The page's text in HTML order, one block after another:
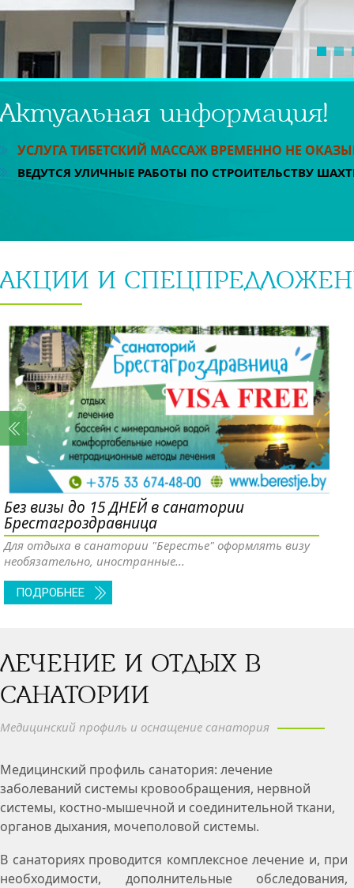
ОТЗЫВЫ
ДЕЯТЕЛЬНОСТЬ ОБЩЕСТВА
Актуальная информация!
УСЛУГА ТИБЕТСКИЙ МАССАЖ ВРЕМЕННО НЕ
ВЕДУТСЯ УЛИЧНЫЕ РАБОТЫ ПО СТРОИТЕЛЬСТВУ
АКЦИИ И
Без визы до 15 ДНЕЙ в санатории
Брестагроздравница
Для отдыха в санатории "Берестье" оформлять визу
необязательно, иностранные...
ПОДРОБНЕЕ
ЛЕЧЕНИЕ И ОТДЫХ В
САНАТОРИИ
Медицинский профиль и оснащение санатория
Медицинский профиль санатория: лечение
заболеваний системы кровообращения, нервной
системы, костно-мышечной и соединительной ткани,
органов дыхания, мочеполовой системы.
В санаториях проводится комплексное лечение и, при
необходимости, дополнительные обследования,